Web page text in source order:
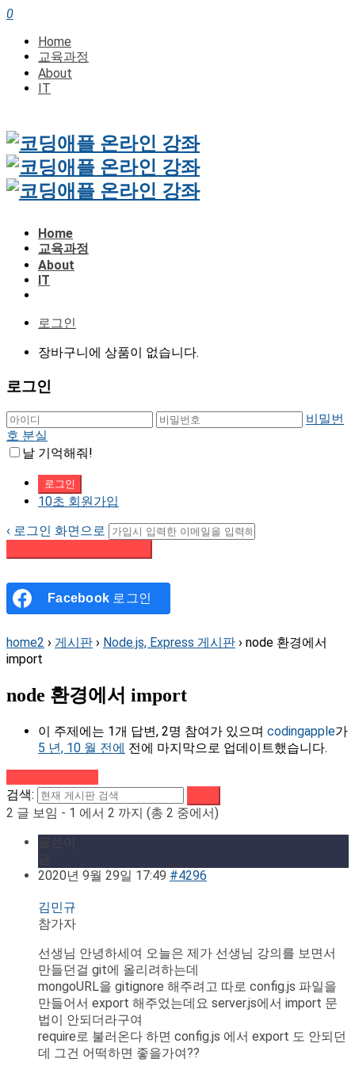
0
Home
교육과정
About
IT
Home
교육과정
About
IT
로그인
장바구니에 상품이 없습니다.
로그인
비밀번
호 분실
날 기억해줘!
10초 회원가입
‹ 로그인 화면으로
Facebook 로그인
home2 › 게시판 › Node.js, Express 게시판 › node 환경에서
import
node 환경에서 import
이 주제에는 1개 답변, 2명 참여가 있으며 codingapple가
5 년, 10 월 전에 전에 마지막으로 업데이트했습니다.
검색:
2 글 보임 - 1 에서 2 까지 (총 2 중에서)
2020년 9월 29일 17:49 #4296
김민규
참가자
선생님 안녕하세여 오늘은 제가 선생님 강의를 보면서
만들던걸 git에 올리려하는데
mongoURL을 gitignore 해주려고 따로 config.js 파일을
만들어서 export 해주었는데요 server.js에서 import 문
법이 안되더라구여
require로 불러온다 하면 config.js 에서 export 도 안되던
데 그건 어떡하면 좋을가여??